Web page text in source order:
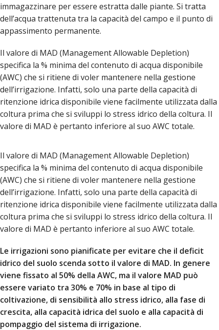
immagazzinare per essere estratta dalle piante. Si tratta
dell’acqua trattenuta tra la capacità del campo e il punto di
appassimento permanente.
Il valore di MAD (Management Allowable Depletion)
specifica la % minima del contenuto di acqua disponibile
(AWC) che si ritiene di voler mantenere nella gestione
dell’irrigazione. Infatti, solo una parte della capacità di
ritenzione idrica disponibile viene facilmente utilizzata dalla
coltura prima che si sviluppi lo stress idrico della coltura. Il
valore di MAD è pertanto inferiore al suo AWC totale.
Il valore di MAD (Management Allowable Depletion)
specifica la % minima del contenuto di acqua disponibile
(AWC) che si ritiene di voler mantenere nella gestione
dell’irrigazione. Infatti, solo una parte della capacità di
ritenzione idrica disponibile viene facilmente utilizzata dalla
coltura prima che si sviluppi lo stress idrico della coltura. Il
valore di MAD è pertanto inferiore al suo AWC totale.
Le irrigazioni sono pianificate per evitare che il deficit
idrico del suolo scenda sotto il valore di MAD. In genere
viene fissato al 50% della AWC, ma il valore MAD può
essere variato tra 30% e 70% in base al tipo di
coltivazione, di sensibilità allo stress idrico, alla fase di
crescita, alla capacità idrica del suolo e alla capacità di
pompaggio del sistema di irrigazione.